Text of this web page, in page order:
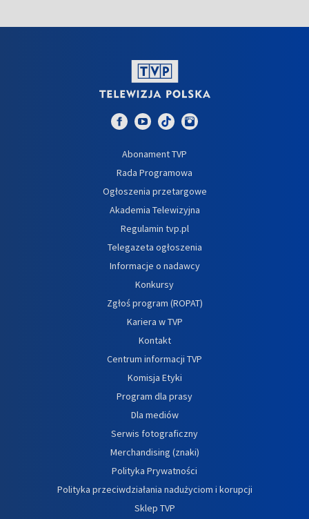
Abonament TVP
Rada Programowa
Ogłoszenia przetargowe
Akademia Telewizyjna
Regulamin tvp.pl
Telegazeta ogłoszenia
Informacje o nadawcy
Konkursy
Zgłoś program (ROPAT)
Kariera w TVP
Kontakt
Centrum informacji TVP
Komisja Etyki
Program dla prasy
Dla mediów
Serwis fotograficzny
Merchandising (znaki)
Polityka Prywatności
Polityka przeciwdziałania nadużyciom i korupcji
Sklep TVP